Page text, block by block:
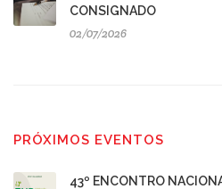
CONSIGNADO
02/07/2026
PRÓXIMOS EVENTOS
43º ENCONTRO